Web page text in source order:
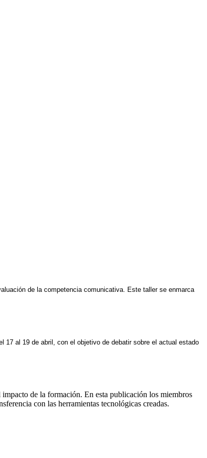
de la competencia comunicativa. Este taller se enmarca
17 al 19 de abril, con el objetivo de debatir sobre el actual estado
de la formación. En esta publicación los miembros
con las herramientas tecnológicas creadas.